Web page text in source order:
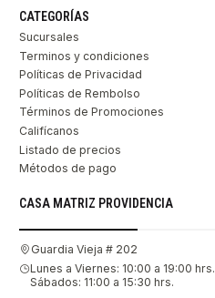
CATEGORÍAS
Sucursales
Terminos y condiciones
Políticas de Privacidad
Políticas de Rembolso
Términos de Promociones
Califícanos
Listado de precios
Métodos de pago
CASA MATRIZ PROVIDENCIA
Guardia Vieja # 202
Lunes a Viernes: 10:00 a 19:00 hrs.
Sábados: 11:00 a 15:30 hrs.